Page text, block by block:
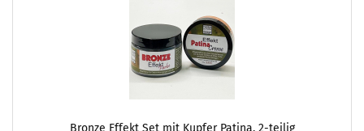
Bronze Effekt Set mit Kupfer Patina, 2-teilig